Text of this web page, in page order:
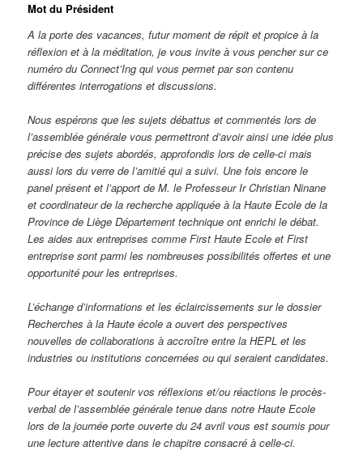
Mot du Président
A la porte des vacances, futur moment de répit et propice à la
réflexion et à la méditation, je vous invite à vous pencher sur ce
numéro du Connect’Ing qui vous permet par son contenu
différentes interrogations et discussions.
Nous espérons que les sujets débattus et commentés lors de
l’assemblée générale vous permettront d’avoir ainsi une idée plus
précise des sujets abordés, approfondis lors de celle-ci mais
aussi lors du verre de l’amitié qui a suivi. Une fois encore le
panel présent et l’apport de M. le Professeur Ir Christian Ninane
et coordinateur de la recherche appliquée à la Haute Ecole de la
Province de Liège Département technique ont enrichi le débat.
Les aides aux entreprises comme First Haute Ecole et First
entreprise sont parmi les nombreuses possibilités offertes et une
opportunité pour les entreprises.
L’échange d’informations et les éclaircissements sur le dossier
Recherches à la Haute école a ouvert des perspectives
nouvelles de collaborations à accroître entre la HEPL et les
industries ou institutions concernées ou qui seraient candidates.
Pour étayer et soutenir vos réflexions et/ou réactions le procès-
verbal de l’assemblée générale tenue dans notre Haute Ecole
lors de la journée porte ouverte du 24 avril vous est soumis pour
une lecture attentive dans le chapitre consacré à celle-ci.